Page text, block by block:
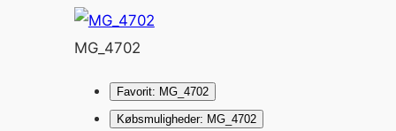
MG_4702
Favorit: MG_4702
Købsmuligheder: MG_4702